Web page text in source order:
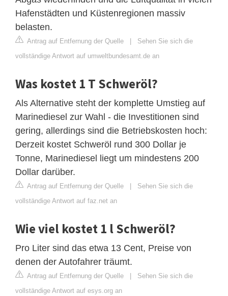
Hafenstädten und Küstenregionen massiv
belasten.
Antrag auf Entfernung der Quelle | Sehen Sie sich die
vollständige Antwort auf umweltbundesamt.de an
Was kostet 1 T Schweröl?
Als Alternative steht der komplette Umstieg auf
Marinediesel zur Wahl - die Investitionen sind
gering, allerdings sind die Betriebskosten hoch:
Derzeit kostet Schweröl rund 300 Dollar je
Tonne, Marinediesel liegt um mindestens 200
Dollar darüber.
Antrag auf Entfernung der Quelle | Sehen Sie sich die
vollständige Antwort auf faz.net an
Wie viel kostet 1 l Schweröl?
Pro Liter sind das etwa 13 Cent, Preise von
denen der Autofahrer träumt.
Antrag auf Entfernung der Quelle | Sehen Sie sich die
vollständige Antwort auf esys.org an